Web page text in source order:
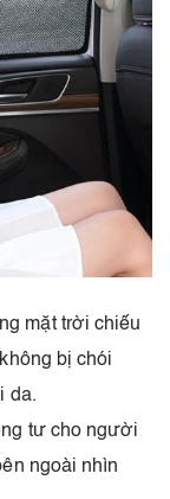
mặt trời chiếu
bị chói
da.
tư cho người
ngoài nhìn